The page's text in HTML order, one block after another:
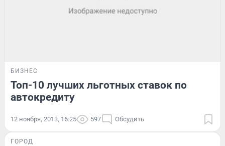
БИЗНЕС
Топ-10 лучших льготных ставок по
автокредиту
12 ноября, 2013, 16:25 597 Обсудить
ГОРОД